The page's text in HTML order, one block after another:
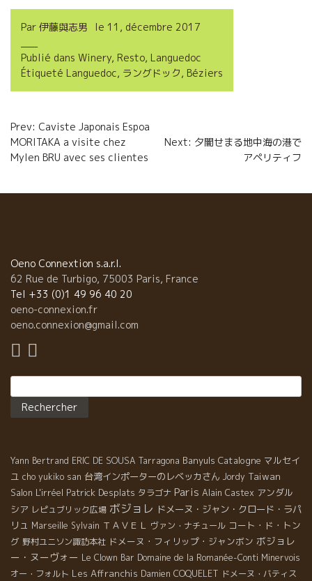
c
b
o
k
i
t
e
a
l
r
a
g
Par 伊藤與志男 le 11, décembre 2017
Publié dans Winery, Resto, Languedoc
Étiqueté Languedoc, ラングドック, Béziers
Navigation
de
Prev: Caviste Japonais Espoa
MORITAKA a visite chez
Mylen BRU avec ses clientes
Next: 夕闇せまる地中海の港で
アペリティフ
Oeno Connextion s.a.r.l.
62 Rue de Turbigo, 75003 Paris, France
Tel +33 (0)1 49 96 40 20
oeno-connexion.fr
oeno.connexion@gmail.com
Yann Bertrand ERIC DE SOUSA Tarragona Banyuls Catalogne マルセイ
ユ cho yukiko san 台湾インポーターのレベッカさん Jordy Taiwan
Salon L'irréel Patrick Desplats タラゴナ Paris Alain Castex アンダル
シア レピュブリック広場 ボジョレ ドメーヌ・ジャン・クロード・ラパ
リュ Marseille Sylvain ＴＡＶＥＬ ヴァン・ナチュール コート・ド・トン
グ 野村ユニソン諏訪本社 ドメーヌ・フィリップ・ジャンボン ボジョレ
ー・ヌーヴォー Le Clown Bar Domaine de la Romanée-Conti Minervois
オー・フォルト Les Affranchis Damien COQUELET ドメーヌ・バティス